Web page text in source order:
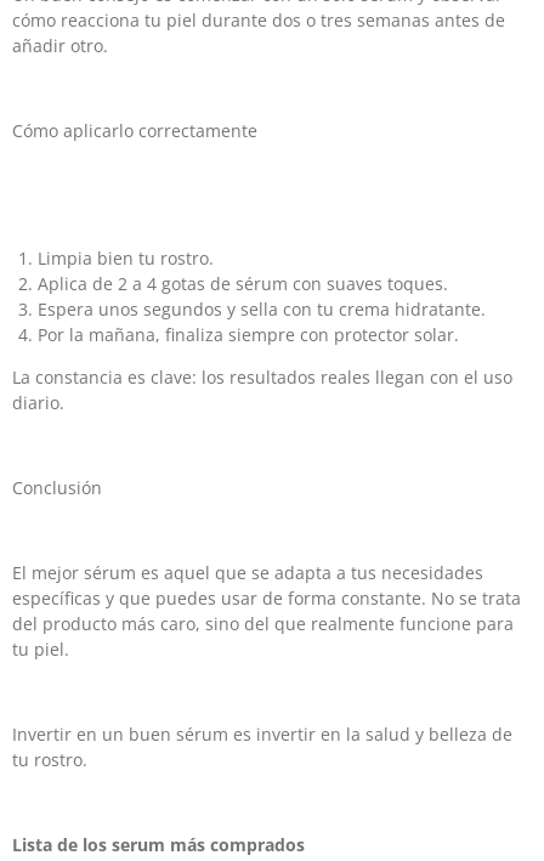
cómo reacciona tu piel durante dos o tres semanas antes de
añadir otro.
Cómo aplicarlo correctamente
Limpia bien tu rostro.
Aplica de 2 a 4 gotas de sérum con suaves toques.
Espera unos segundos y sella con tu crema hidratante.
Por la mañana, finaliza siempre con protector solar.
La constancia es clave: los resultados reales llegan con el uso
diario.
Conclusión
El mejor sérum es aquel que se adapta a tus necesidades
específicas y que puedes usar de forma constante. No se trata
del producto más caro, sino del que realmente funcione para
tu piel.
Invertir en un buen sérum es invertir en la salud y belleza de
tu rostro.
Lista de los serum más comprados